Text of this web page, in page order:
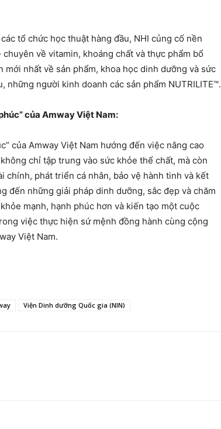
tổ chức học thuật hàng đầu, NHI củng cố nền
về vitamin, khoáng chất và thực phẩm bổ
nhất về sản phẩm, khoa học dinh dưỡng và sức
những người kinh doanh các sản phẩm NUTRILITE™.
của Amway Việt Nam:
của Amway Việt Nam hướng đến việc nâng cao
chỉ tập trung vào sức khỏe thể chất, mà còn
phát triển cá nhân, bảo vệ hành tinh và kết
đến những giải pháp dinh dưỡng, sắc đẹp và chăm
mạnh, hạnh phúc hơn và kiến tạo một cuộc
việc thực hiện sứ mệnh đồng hành cùng cộng
Việt Nam.
Viện Dinh dưỡng Quốc gia (NIN)